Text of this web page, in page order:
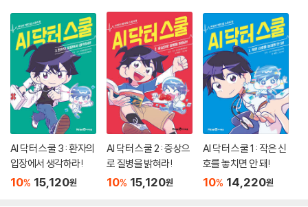
AI 닥터 스쿨 3 : 환자의
입장에서 생각하라!
10% 15,120원
AI 닥터 스쿨 2 : 증상으
로 질병을 밝혀라!
10% 15,120원
AI 닥터 스쿨 1 : 작은 신
호를 놓치면 안 돼!
10% 14,220원